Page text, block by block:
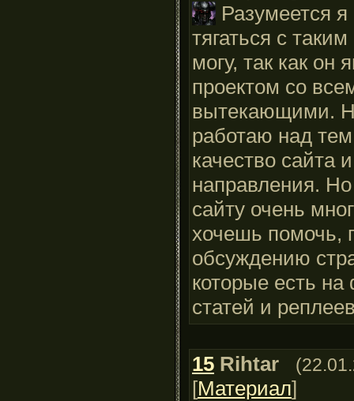
Разумеется
тягаться с
могу, так как он
проектом со
вытекающими.
работаю над
качество сайта
направления.
сайту очень
хочешь помочь,
обсуждению
которые есть
статей и
15 Rihtar
[Материал]